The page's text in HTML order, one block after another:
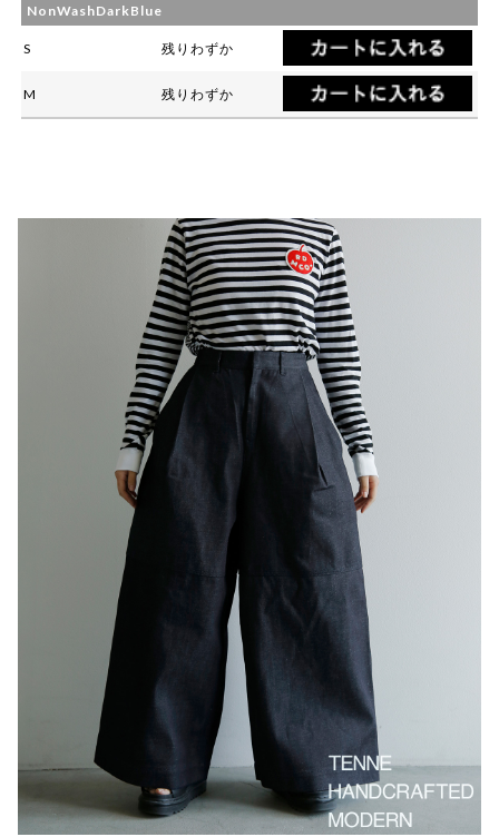
NonWashDarkBlue
S 残りわずか
M 残りわずか